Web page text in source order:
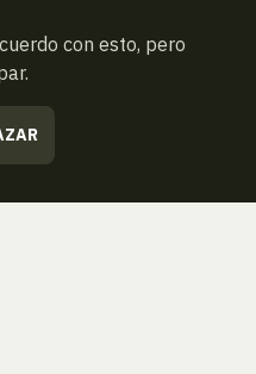
con esto, pero